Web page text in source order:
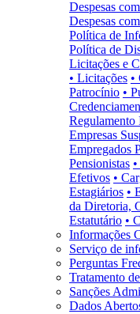
Despesas
Despesas
Política de
Política de
Licitações e
• Licitações •
Patrocínio •
Regulamento
Empresas
Empregados
Pensionistas
Efetivos •
Estagiários •
da Diretoria,
Estatutário •
Informações
Serviço de
Perguntas
Tratamento
Sanções
Dados